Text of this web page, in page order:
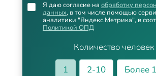
Количество человек
1
2-10
Более
Я даю согласие на обработку
данных, в том числе помощью
аналитики "Яндекс.Метрика", в
Политикой ОПД